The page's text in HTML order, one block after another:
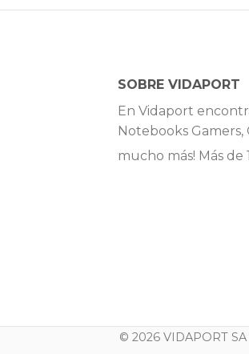
SOBRE VIDAPORT
En Vidaport
Notebooks Gamers,
mucho más! Más
© 2026 VIDAPORT SA